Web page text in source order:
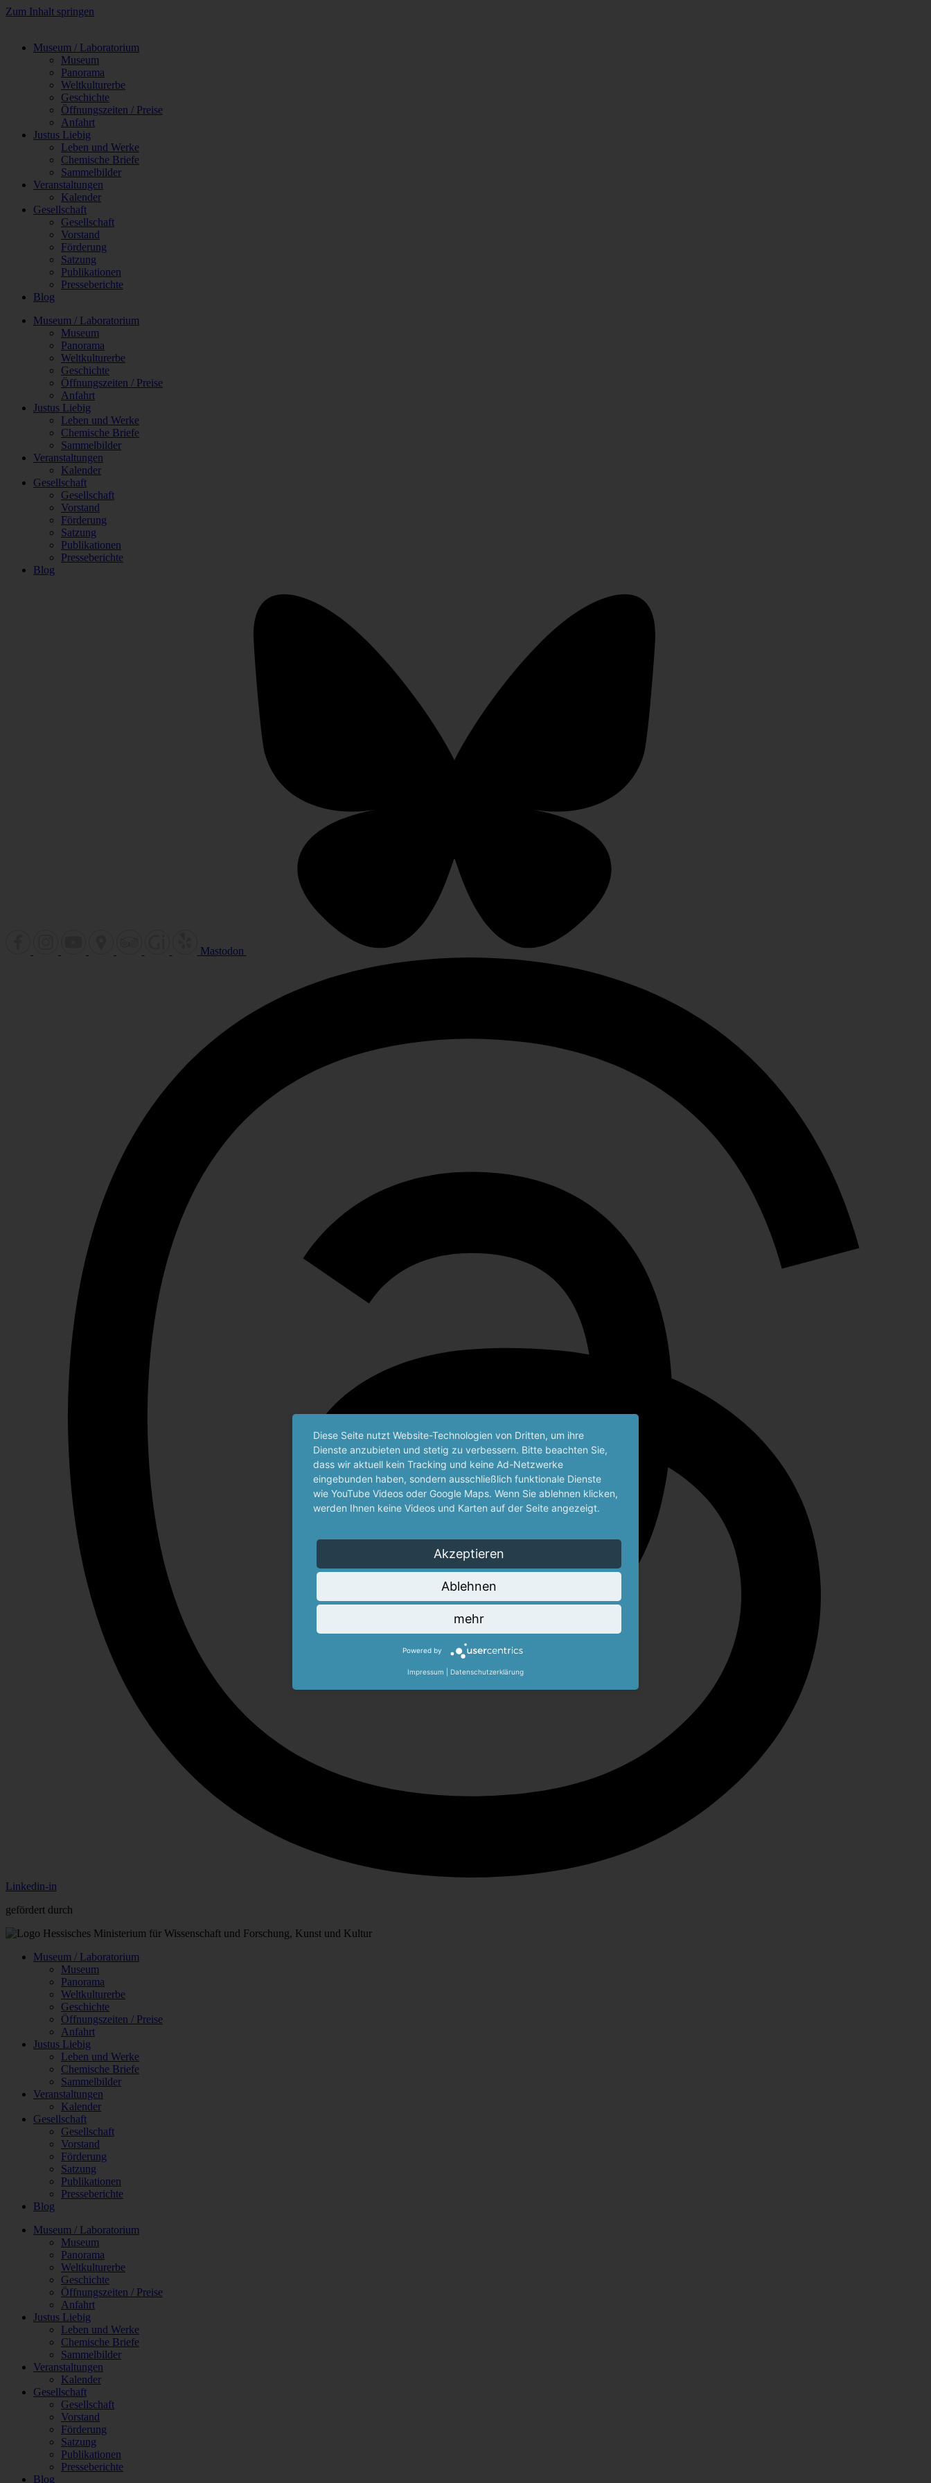
Zum Inhalt springen
Museum / Laboratorium
Museum
Panorama
Weltkulturerbe
Geschichte
Öffnungszeiten / Preise
Anfahrt
Justus Liebig
Leben und Werke
Chemische Briefe
Sammelbilder
Veranstaltungen
Kalender
Gesellschaft
Gesellschaft
Vorstand
Förderung
Satzung
Publikationen
Presseberichte
Blog
Museum / Laboratorium
Museum
Panorama
Weltkulturerbe
Geschichte
Öffnungszeiten / Preise
Anfahrt
Justus Liebig
Leben und Werke
Chemische Briefe
Sammelbilder
Veranstaltungen
Kalender
Gesellschaft
Gesellschaft
Vorstand
Förderung
Satzung
Publikationen
Presseberichte
Blog
Mastodon
Linkedin-in
gefördert durch
Museum / Laboratorium
Museum
Panorama
Weltkulturerbe
Geschichte
Öffnungszeiten / Preise
Anfahrt
Justus Liebig
Leben und Werke
Chemische Briefe
Sammelbilder
Veranstaltungen
Kalender
Gesellschaft
Gesellschaft
Vorstand
Förderung
Satzung
Publikationen
Presseberichte
Blog
Museum / Laboratorium
Museum
Panorama
Weltkulturerbe
Geschichte
Öffnungszeiten / Preise
Anfahrt
Justus Liebig
Leben und Werke
Chemische Briefe
Sammelbilder
Veranstaltungen
Kalender
Gesellschaft
Gesellschaft
Vorstand
Förderung
Satzung
Publikationen
Presseberichte
Blog
Diese Seite nutzt Website-Technologien von Dritten, um ihre
Dienste anzubieten und stetig zu verbessern. Bitte beachten Sie,
dass wir aktuell kein Tracking und keine Ad-Netzwerke
eingebunden haben, sondern ausschließlich funktionale Dienste
wie YouTube Videos oder Google Maps. Wenn Sie ablehnen klicken,
werden Ihnen keine Videos und Karten auf der Seite angezeigt.
Akzeptieren
Ablehnen
mehr
Powered by
Impressum Datenschutzerklärung